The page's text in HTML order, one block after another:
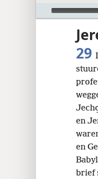
Audio Player
29
en
en
brief